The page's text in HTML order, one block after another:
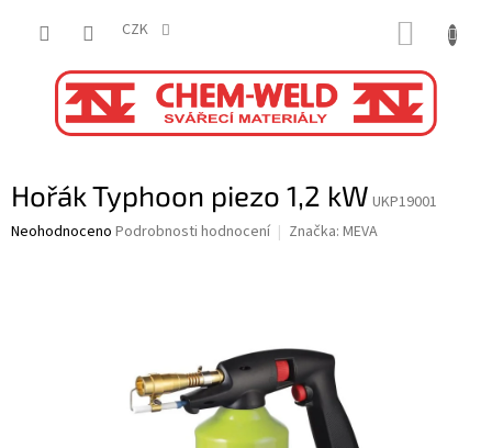
CZK
Hořák Typhoon piezo 1,2 kW UKP19001
Průměrné
Neohodnoceno Podrobnosti hodnocení Značka: MEVA